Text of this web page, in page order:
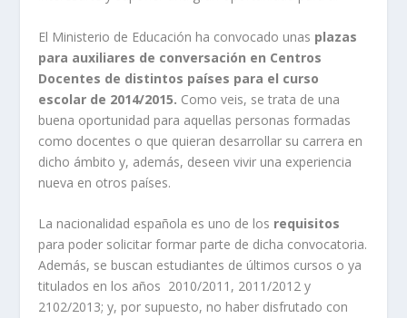
El Ministerio de Educación ha convocado unas plazas
para auxiliares de conversación en Centros
Docentes de distintos países para el curso
escolar de 2014/2015. Como veis, se trata de una
buena oportunidad para aquellas personas formadas
como docentes o que quieran desarrollar su carrera en
dicho ámbito y, además, deseen vivir una experiencia
nueva en otros países.
La nacionalidad española es uno de los requisitos
para poder solicitar formar parte de dicha convocatoria.
Además, se buscan estudiantes de últimos cursos o ya
titulados en los años 2010/2011, 2011/2012 y
2102/2013; y, por supuesto, no haber disfrutado con